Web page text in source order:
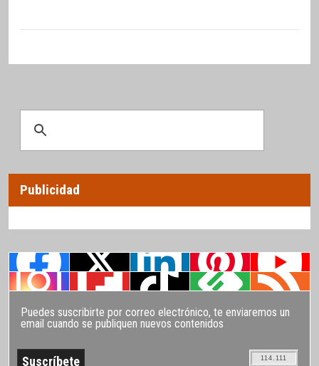
Publicidad
Puedes suscribirte por correo electrónico, te enviaremos un
email cuando se publiquen nuevos contenidos
114.111